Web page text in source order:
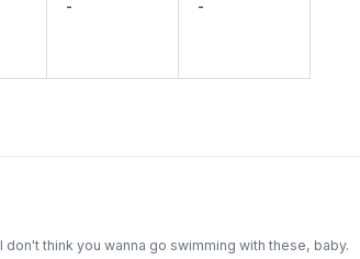
- -
I don't think you wanna go swimming with these, baby.